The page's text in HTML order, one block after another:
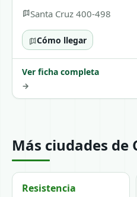
Santa Cruz 400-498
Cómo llegar
Ver ficha completa
→
Más ciudades de
Resistencia